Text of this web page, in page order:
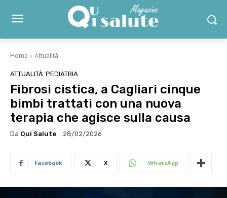
Home Attualità
ATTUALITÀ PEDIATRIA
Fibrosi cistica, a Cagliari cinque
bimbi trattati con una nuova
terapia che agisce sulla causa
Da Qui Salute 28/02/2026
Facebook X WhatsApp